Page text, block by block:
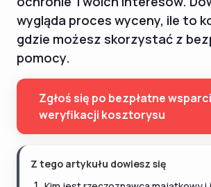
wygląda proces wyceny, ile to
gdzie możesz skorzystać z
pomocy.
Zgłoś się po bezpłatne
weryfikacji kosztorysu
Z tego artykułu dowiesz się